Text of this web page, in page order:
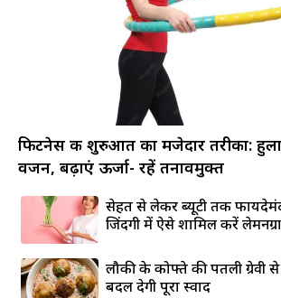
फिटनेस की शुरुआत का मजेदार तरीका:
वजन, बढ़ाएं ऊर्जा- रहें तनावमुक्त
सेहत से लेकर ब्यूटी तक फायदेमंद,
जिंदगी में ऐसे शामिल करें
लौकी के कोफ्ते की पतली ग्रेवी
बदल देगी पूरा स्वाद